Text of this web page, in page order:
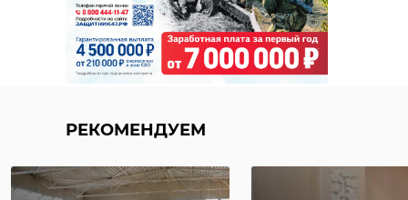
РЕКОМЕНДУЕМ